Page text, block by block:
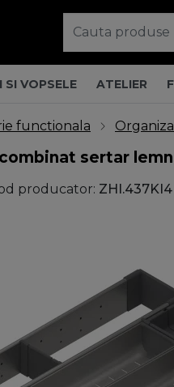
SI VOPSELE ATELIER
functionala
sertar
producator: